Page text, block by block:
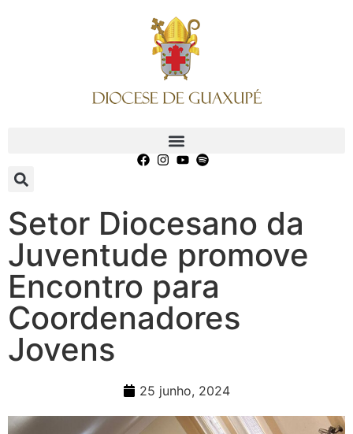
Setor Diocesano da
Juventude promove
Encontro para
Coordenadores
Jovens
25 junho, 2024